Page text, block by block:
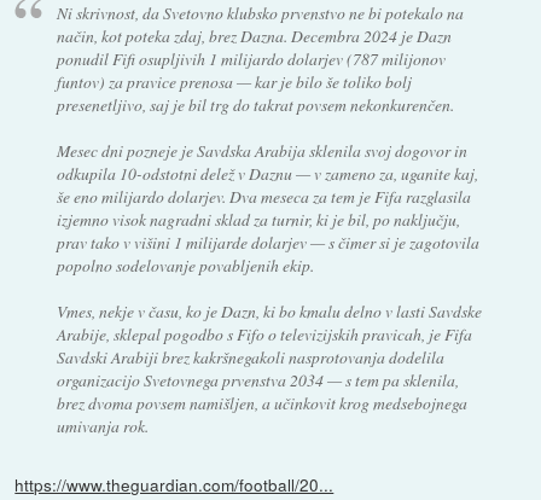
Ni skrivnost, da Svetovno klubsko prvenstvo ne bi potekalo na
način, kot poteka zdaj, brez Dazna. Decembra 2024 je Dazn
ponudil Fifi osupljivih 1 milijardo dolarjev (787 milijonov
funtov) za pravice prenosa — kar je bilo še toliko bolj
presenetljivo, saj je bil trg do takrat povsem nekonkurenčen.
Mesec dni pozneje je Savdska Arabija sklenila svoj dogovor in
odkupila 10-odstotni delež v Daznu — v zameno za, uganite kaj,
še eno milijardo dolarjev. Dva meseca za tem je Fifa razglasila
izjemno visok nagradni sklad za turnir, ki je bil, po naključju,
prav tako v višini 1 milijarde dolarjev — s čimer si je zagotovila
popolno sodelovanje povabljenih ekip.
Vmes, nekje v času, ko je Dazn, ki bo kmalu delno v lasti Savdske
Arabije, sklepal pogodbo s Fifo o televizijskih pravicah, je Fifa
Savdski Arabiji brez kakršnegakoli nasprotovanja dodelila
organizacijo Svetovnega prvenstva 2034 — s tem pa sklenila,
brez dvoma povsem namišljen, a učinkovit krog medsebojnega
umivanja rok.
https://www.theguardian.com/football/20...